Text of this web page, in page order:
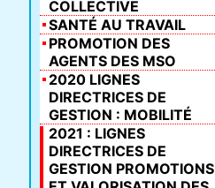
COLLECTIVE
SANTÉ AU TRAVAIL
PROMOTION DES
AGENTS DES MSO
2020 LIGNES
DIRECTRICES DE
GESTION : MOBILITÉ
2021 : LIGNES
DIRECTRICES DE
GESTION PROMOTIONS